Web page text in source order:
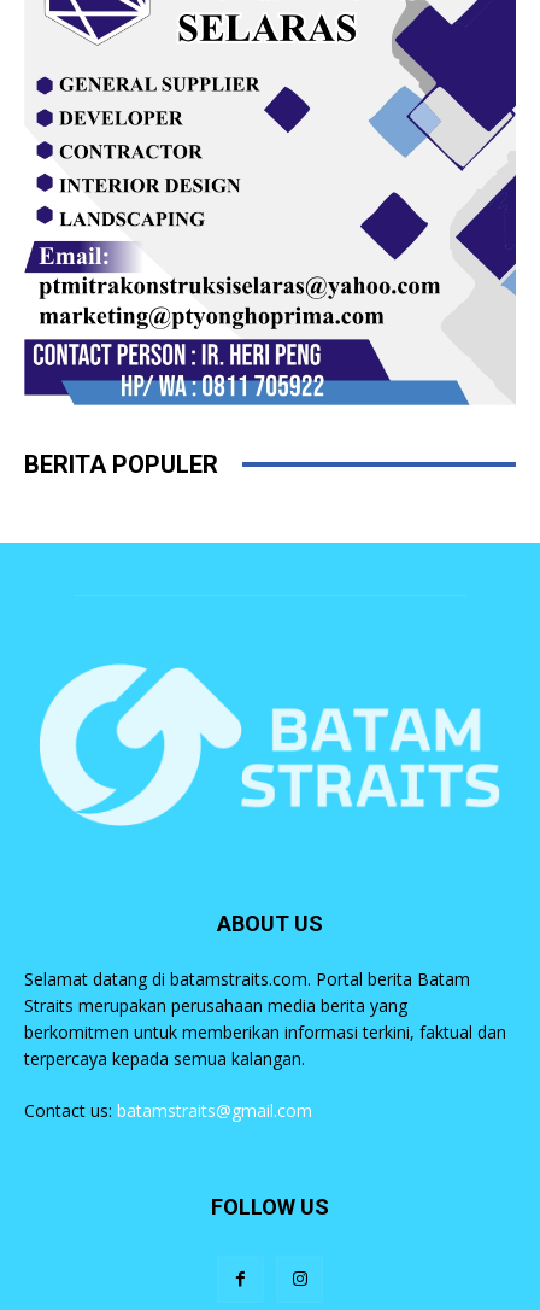
BERITA POPULER
ABOUT US
Selamat datang di batamstraits.com. Portal berita Batam
Straits merupakan perusahaan media berita yang
berkomitmen untuk memberikan informasi terkini, faktual dan
terpercaya kepada semua kalangan.
Contact us: batamstraits@gmail.com
FOLLOW US